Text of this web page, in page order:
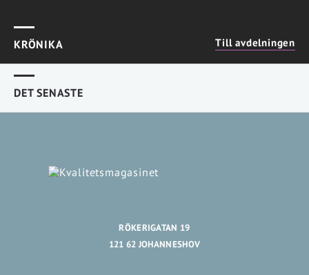
KRÖNIKA Till avdelningen
DET SENASTE
RÖKERIGATAN 19
121 62 JOHANNESHOV